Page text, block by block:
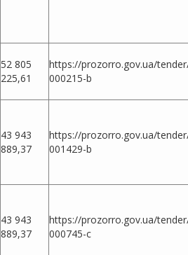
52 805
225,61
https://prozorro.gov.ua/
000215-b
43 943
889,37
https://prozorro.gov.ua/
001429-b
43 943
889,37
https://prozorro.gov.ua/
000745-c